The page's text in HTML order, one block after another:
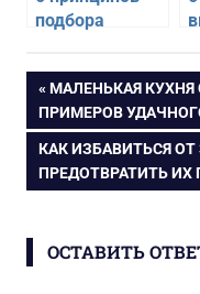
подбора
для уютной
гостиной
Навигация
по
записям
ПРЕДЫДУЩАЯ
ЗАПИСЬ:
МАЛЕНЬКАЯ
ПРИМЕРОВ
СЛЕДУЮЩАЯ
ЗАПИСЬ:
КАК ИЗБАВИТЬСЯ
ПРЕДОТВРАТИТЬ ИХ
ОСТАВИТЬ